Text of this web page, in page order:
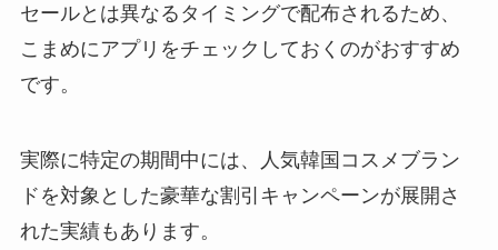
セールとは異なるタイミングで配布されるため、
こまめにアプリをチェックしておくのがおすすめ
です。
実際に特定の期間中には、人気韓国コスメブラン
ドを対象とした豪華な割引キャンペーンが展開さ
れた実績もあります。